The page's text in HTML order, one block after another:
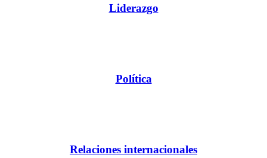
Liderazgo
Política
Relaciones internacionales